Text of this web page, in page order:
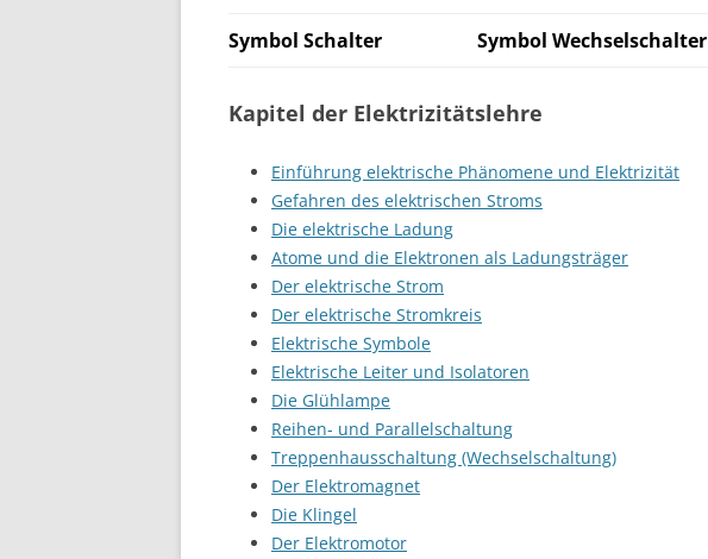
Symbol Schalter Symbol Wechselschalter
Kapitel der Elektrizitätslehre
Einführung elektrische Phänomene und Elektrizität
Gefahren des elektrischen Stroms
Die elektrische Ladung
Atome und die Elektronen als Ladungsträger
Der elektrische Strom
Der elektrische Stromkreis
Elektrische Symbole
Elektrische Leiter und Isolatoren
Die Glühlampe
Reihen- und Parallelschaltung
Treppenhausschaltung (Wechselschaltung)
Der Elektromagnet
Die Klingel
Der Elektromotor